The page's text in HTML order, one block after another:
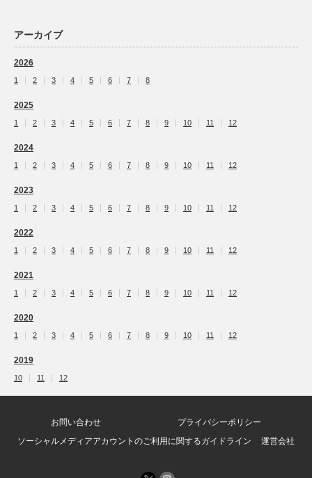
アーカイブ
2026
1 2 3 4 5 6 7 8
2025
1 2 3 4 5 6 7 8 9 10 11 12
2024
1 2 3 4 5 6 7 8 9 10 11 12
2023
1 2 3 4 5 6 7 8 9 10 11 12
2022
1 2 3 4 5 6 7 8 9 10 11 12
2021
1 2 3 4 5 6 7 8 9 10 11 12
2020
1 2 3 4 5 6 7 8 9 10 11 12
2019
10 11 12
お問い合わせ
プライバシーポリシー
ソーシャルメディアアカウントのご利用に関するガイドライン
運営会社